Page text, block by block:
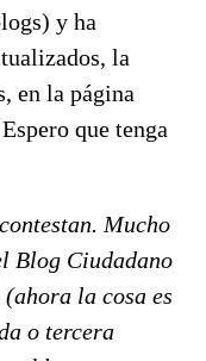
y ha
la
en la página
que tenga
Mucho
Blog Ciudadano
la cosa es
o tercera